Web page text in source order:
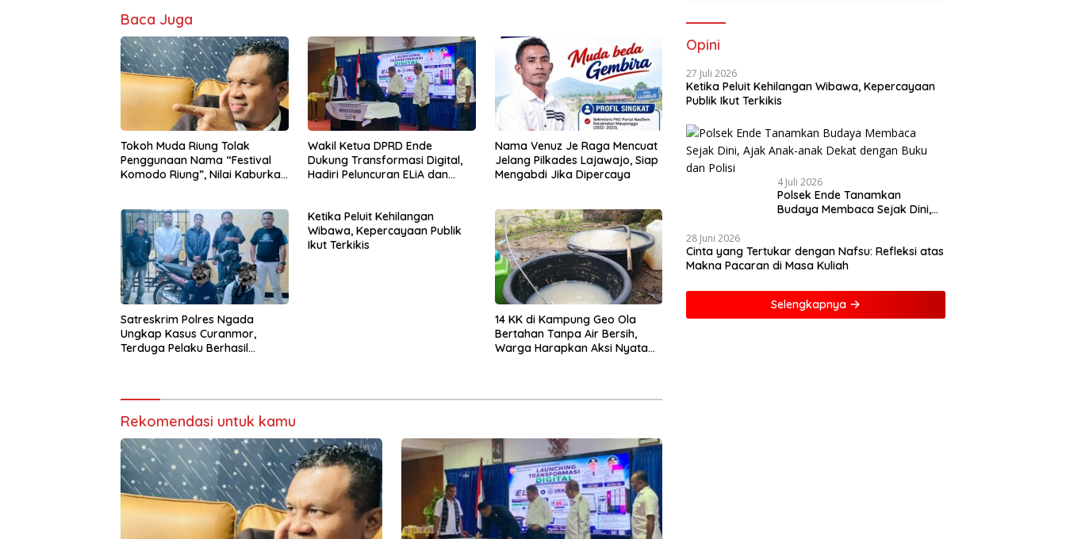
Baca Juga
Tokoh Muda Riung Tolak
Penggunaan Nama “Festival
Komodo Riung”, Nilai Kaburkan
Wakil Ketua DPRD Ende
Dukung Transformasi Digital,
Hadiri Peluncuran ELiA dan
Nama Venuz Je Raga Mencuat
Jelang Pilkades Lajawajo, Siap
Mengabdi Jika Dipercaya
Satreskrim Polres Ngada
Ungkap Kasus Curanmor,
Terduga Pelaku Berhasil
Ketika Peluit Kehilangan
Wibawa, Kepercayaan Publik
Ikut Terkikis
14 KK di Kampung Geo Ola
Bertahan Tanpa Air Bersih,
Warga Harapkan Aksi Nyata
Rekomendasi untuk kamu
Opini
27 Juli 2026
Ketika Peluit Kehilangan Wibawa, Kepercayaan
Publik Ikut Terkikis
4 Juli 2026
Polsek Ende Tanamkan
Budaya Membaca Sejak Dini,
28 Juni 2026
Cinta yang Tertukar dengan Nafsu: Refleksi atas
Makna Pacaran di Masa Kuliah
Selengkapnya